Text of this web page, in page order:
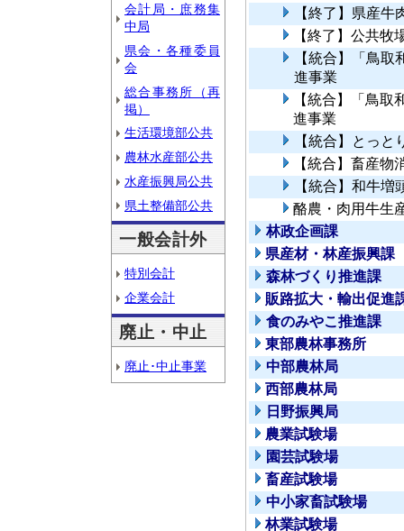
会計局・庶務集
中局
県会・各種委員
会
総合事務所（再
掲）
生活環境部公共
農林水産部公共
水産振興局公共
県土整備部公共
一般会計外
特別会計
企業会計
廃止・中止
廃止･中止事業
【終了】県産
【終了】公共牧
【統合】「鳥
進事業
【統合】「鳥
進事業
【統合】とっと
【統合】畜産物
【統合】和牛増
酪農・肉用牛生
林政企画課
県産材・林産振興課
森林づくり推進課
販路拡大・輸出促進
食のみやこ推進課
東部農林事務所
中部農林局
西部農林局
日野振興局
農業試験場
園芸試験場
畜産試験場
中小家畜試験場
林業試験場